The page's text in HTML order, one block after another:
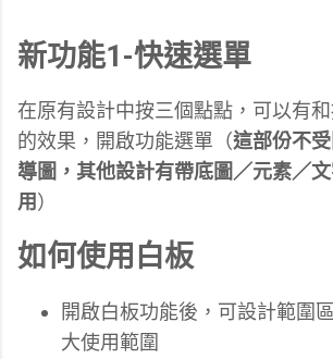
新功能1-快速選單
在原有設計中按三個點點，可以有
的效果，開啟功能選單（這部份不
導圖，其他設計有帶底圖／元素／
用）
如何使用白板
開啟白板功能後，可設計範圍
大使用範圍